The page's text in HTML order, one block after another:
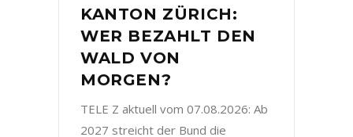
KANTON ZÜRICH:
WER BEZAHLT DEN
WALD VON
MORGEN?
TELE Z aktuell vom 07.08.2026: Ab
2027 streicht der Bund die